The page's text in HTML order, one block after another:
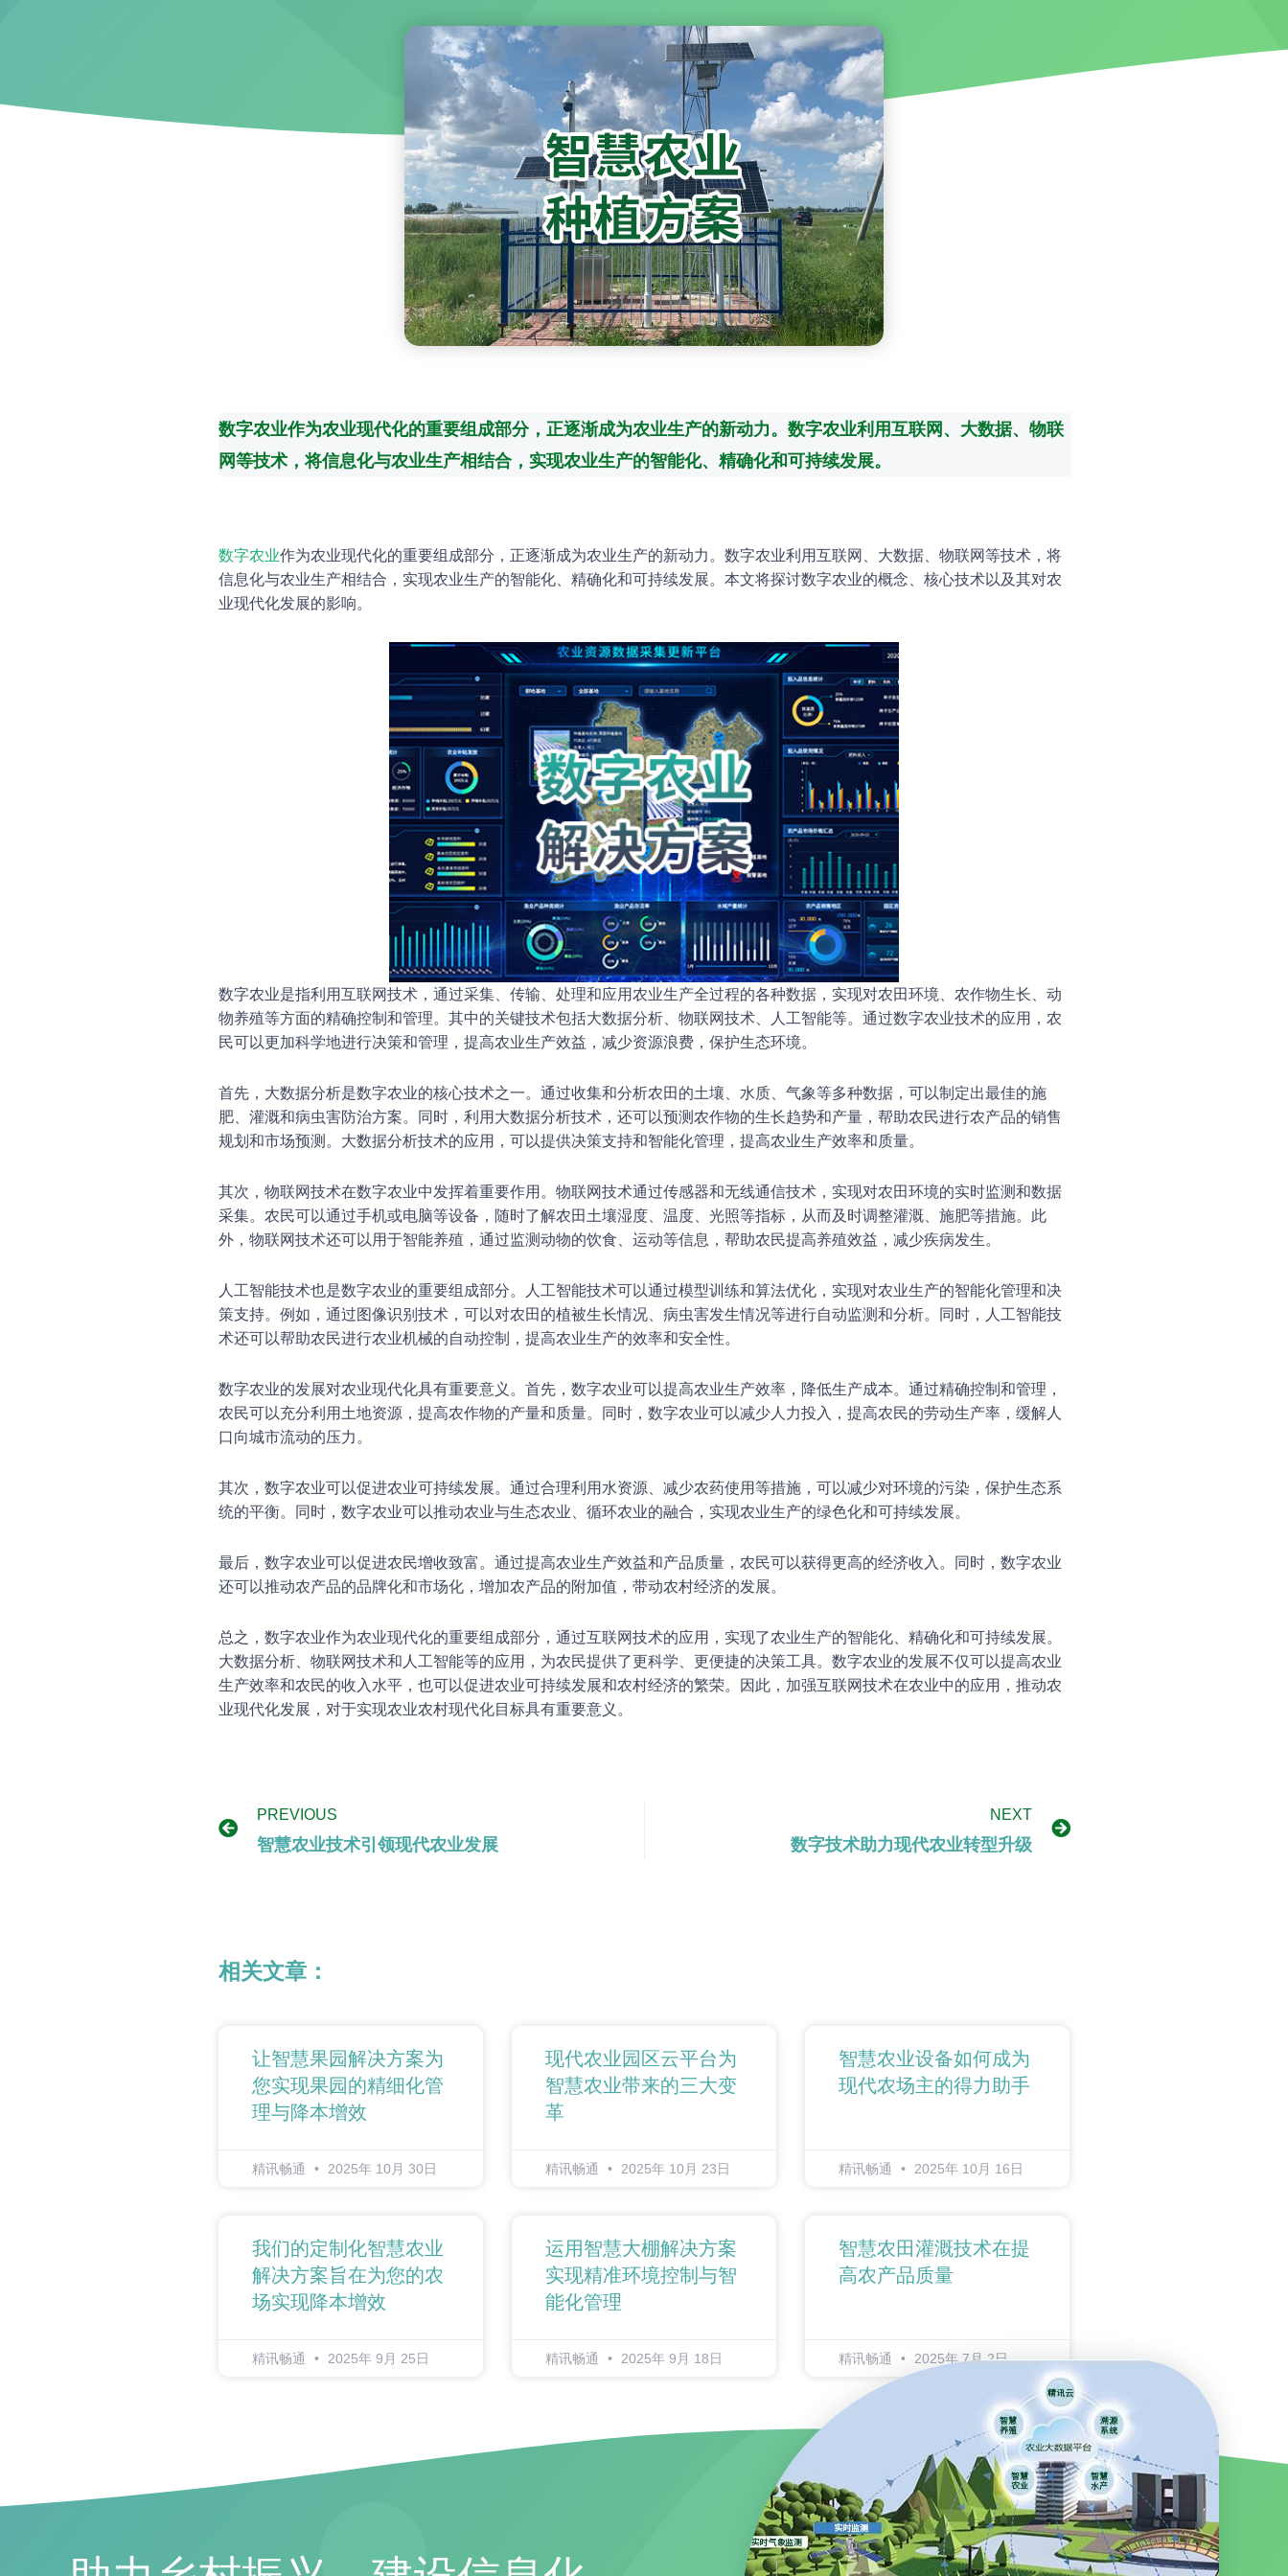
数字农业作为农业现代化的重要组成部分，正逐渐成为农业生产的新动力。数字农业利用互联网、大数据、物联
网等技术，将信息化与农业生产相结合，实现农业生产的智能化、精确化和可持续发展。
数字农业作为农业现代化的重要组成部分，正逐渐成为农业生产的新动力。数字农业利用互联网、大数据、物联网等技术，将
信息化与农业生产相结合，实现农业生产的智能化、精确化和可持续发展。本文将探讨数字农业的概念、核心技术以及其对农
业现代化发展的影响。
数字农业是指利用互联网技术，通过采集、传输、处理和应用农业生产全过程的各种数据，实现对农田环境、农作物生长、动
物养殖等方面的精确控制和管理。其中的关键技术包括大数据分析、物联网技术、人工智能等。通过数字农业技术的应用，农
民可以更加科学地进行决策和管理，提高农业生产效益，减少资源浪费，保护生态环境。
首先，大数据分析是数字农业的核心技术之一。通过收集和分析农田的土壤、水质、气象等多种数据，可以制定出最佳的施
肥、灌溉和病虫害防治方案。同时，利用大数据分析技术，还可以预测农作物的生长趋势和产量，帮助农民进行农产品的销售
规划和市场预测。大数据分析技术的应用，可以提供决策支持和智能化管理，提高农业生产效率和质量。
其次，物联网技术在数字农业中发挥着重要作用。物联网技术通过传感器和无线通信技术，实现对农田环境的实时监测和数据
采集。农民可以通过手机或电脑等设备，随时了解农田土壤湿度、温度、光照等指标，从而及时调整灌溉、施肥等措施。此
外，物联网技术还可以用于智能养殖，通过监测动物的饮食、运动等信息，帮助农民提高养殖效益，减少疾病发生。
人工智能技术也是数字农业的重要组成部分。人工智能技术可以通过模型训练和算法优化，实现对农业生产的智能化管理和决
策支持。例如，通过图像识别技术，可以对农田的植被生长情况、病虫害发生情况等进行自动监测和分析。同时，人工智能技
术还可以帮助农民进行农业机械的自动控制，提高农业生产的效率和安全性。
数字农业的发展对农业现代化具有重要意义。首先，数字农业可以提高农业生产效率，降低生产成本。通过精确控制和管理，
农民可以充分利用土地资源，提高农作物的产量和质量。同时，数字农业可以减少人力投入，提高农民的劳动生产率，缓解人
口向城市流动的压力。
其次，数字农业可以促进农业可持续发展。通过合理利用水资源、减少农药使用等措施，可以减少对环境的污染，保护生态系
统的平衡。同时，数字农业可以推动农业与生态农业、循环农业的融合，实现农业生产的绿色化和可持续发展。
最后，数字农业可以促进农民增收致富。通过提高农业生产效益和产品质量，农民可以获得更高的经济收入。同时，数字农业
还可以推动农产品的品牌化和市场化，增加农产品的附加值，带动农村经济的发展。
总之，数字农业作为农业现代化的重要组成部分，通过互联网技术的应用，实现了农业生产的智能化、精确化和可持续发展。
大数据分析、物联网技术和人工智能等的应用，为农民提供了更科学、更便捷的决策工具。数字农业的发展不仅可以提高农业
生产效率和农民的收入水平，也可以促进农业可持续发展和农村经济的繁荣。因此，加强互联网技术在农业中的应用，推动农
业现代化发展，对于实现农业农村现代化目标具有重要意义。
PREVIOUS
智慧农业技术引领现代农业发展
NEXT
数字技术助力现代农业转型升级
相关文章：
让智慧果园解决方案为
您实现果园的精细化管
理与降本增效
精讯畅通 2025年 10月 30日
现代农业园区云平台为
智慧农业带来的三大变
革
精讯畅通 2025年 10月 23日
智慧农业设备如何成为
现代农场主的得力助手
精讯畅通 2025年 10月 16日
我们的定制化智慧农业
解决方案旨在为您的农
场实现降本增效
精讯畅通 2025年 9月 25日
运用智慧大棚解决方案
实现精准环境控制与智
能化管理
精讯畅通 2025年 9月 18日
智慧农田灌溉技术在提
高农产品质量
精讯畅通 2025年 7月 2日